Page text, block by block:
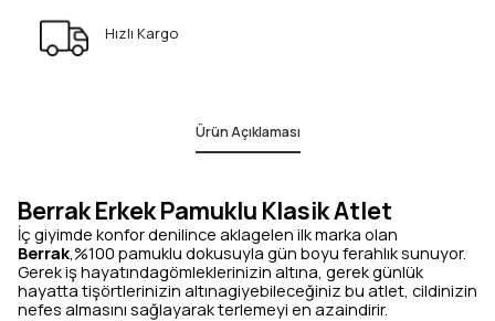
Hızlı Kargo
Ürün Açıklaması
Berrak Erkek Pamuklu Klasik Atlet
İç giyimde konfor denilince aklagelen ilk marka olan
Berrak,%100 pamuklu dokusuyla gün boyu ferahlık sunuyor.
Gerek iş hayatındagömleklerinizin altına, gerek günlük
hayatta tişörtlerinizin altınagiyebileceğiniz bu atlet, cildinizin
nefes almasını sağlayarak terlemeyi en azaindirir.